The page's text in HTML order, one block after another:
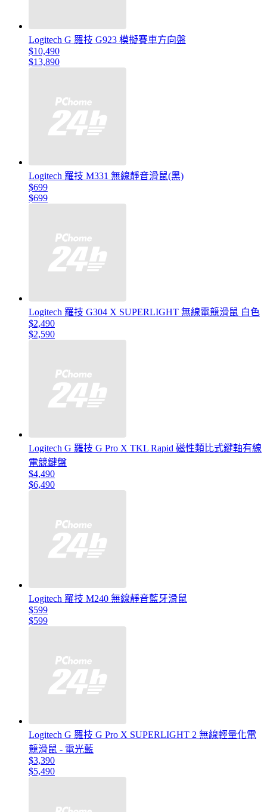
Logitech G 羅技 G923 模擬賽車方向盤
$10,490
$13,890
Logitech 羅技 M331 無線靜音滑鼠(黑)
$699
$699
Logitech 羅技 G304 X SUPERLIGHT 無線電競滑鼠 白色
$2,490
$2,590
Logitech G 羅技 G Pro X TKL Rapid 磁性類比式鍵軸有線
電競鍵盤
$4,490
$6,490
Logitech 羅技 M240 無線靜音藍牙滑鼠
$599
$599
Logitech G 羅技 G Pro X SUPERLIGHT 2 無線輕量化電
競滑鼠 - 電光藍
$3,390
$5,490